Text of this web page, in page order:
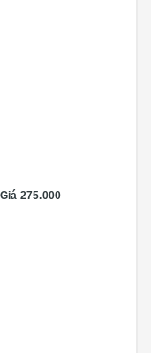
Giá 275.000